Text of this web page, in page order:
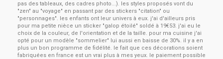
pas des tableaux, des cadres photo...). les styles proposés vont du
"zen" au "voyage" en passant par des stickers "citation" ou
"personnages". les enfants ont leur univers à eux. j'ai d'ailleurs pris
pour ma petite nièce un sticker "galop étoilé" soldé à 19€53. j'ai eu le
choix de la couleur, de l'orientation et de la taille. pour ma cuisine j'ai
opté pour un modèle "sommelier" lui aussi en baisse de 30%. il y a en
plus un bon programme de fidélité. le fait que ces décorations soient
fabriquées en france est un vrai plus à mes yeux. le paiement possible